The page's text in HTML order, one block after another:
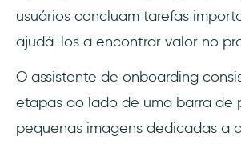
usuários concluam tarefas
ajudá-los a encontrar valor no
O assistente de onboarding
etapas ao lado de uma barra de
pequenas imagens dedicadas a